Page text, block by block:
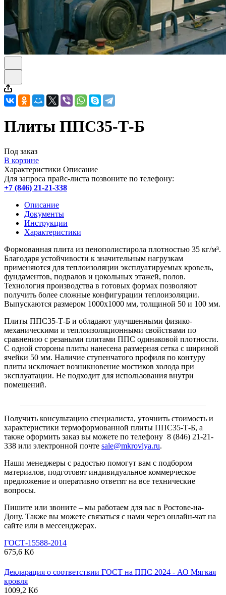
Плиты ППС35-Т-Б
Под заказ
В корзине
Характеристики Описание
Для запроса прайс-листа позвоните по телефону:
+7 (846) 21-21-338
Описание
Документы
Инструкции
Характеристики
Формованная плита из пенополистирола плотностью 35 кг/м³.
Благодаря устойчивости к значительным нагрузкам
применяются для теплоизоляции эксплуатируемых кровель,
фундаментов, подвалов и цокольных этажей, полов.
Технология производства в готовых формах позволяют
получить более сложные конфигурации теплоизоляции.
Выпускаются размером 1000х1000 мм, толщиной 50 и 100 мм.
Плиты ППС35-Т-Б и обладают улучшенными физико-
механическими и теплоизоляционными свойствами по
сравнению с резаными плитами ППС одинаковой плотности.
С одной стороны плиты нанесена размерная сетка с шириной
ячейки 50 мм. Наличие ступенчатого профиля по контуру
плиты исключает возникновение мостиков холода при
эксплуатации. Не подходит для использования внутри
помещений.
Получить консультацию специалиста, уточнить стоимость и
характеристики термоформованной плиты ППС35-Т-Б, а
также оформить заказ вы можете по телефону 8 (846) 21-21-
338 или электронной почте sale@mkrovlya.ru.
Наши менеджеры с радостью помогут вам с подбором
материалов, подготовят индивидуальное коммерческое
предложение и оперативно ответят на все технические
вопросы.
Пишите или звоните – мы работаем для вас в Ростове-на-
Дону. Также вы можете связаться с нами через онлайн-чат на
сайте или в мессенджерах.
ГОСТ-15588-2014
675,6 Кб
Декларация о соответствии ГОСТ на ППС 2024 - АО Мягкая
кровля
1009,2 Кб